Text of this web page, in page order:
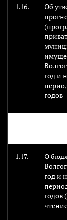
1.16.
Об
год и
годов
1.17.
О
год и
годов